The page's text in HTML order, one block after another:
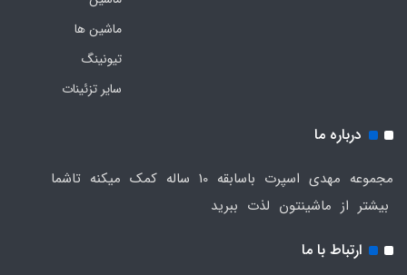
ماشین ها
تیونینگ
سایر تزئینات
درباره ما
مجموعه مهدی اسپرت باسابقه 10 ساله کمک میکنه تاشما
بیشتر از ماشینتون لذت ببرید
ارتباط با ما